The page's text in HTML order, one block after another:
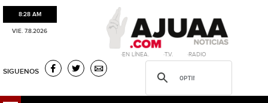
8:28 AM
VIE. 7.8.2026
·EN LÍNEA. ·T.V. ·RADIO
SIGUENOS